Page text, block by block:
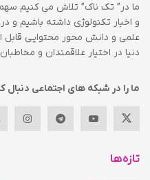
ما در” تک ناک” تلاش می کنیم
و اخبار تکنولوژی داشته باشیم و
علمی و دانش محور محتوایی قابل
دنیا در اختیار علاقمندان و
ما را در شبکه های اجتماعی دنبال
تازه‌ها